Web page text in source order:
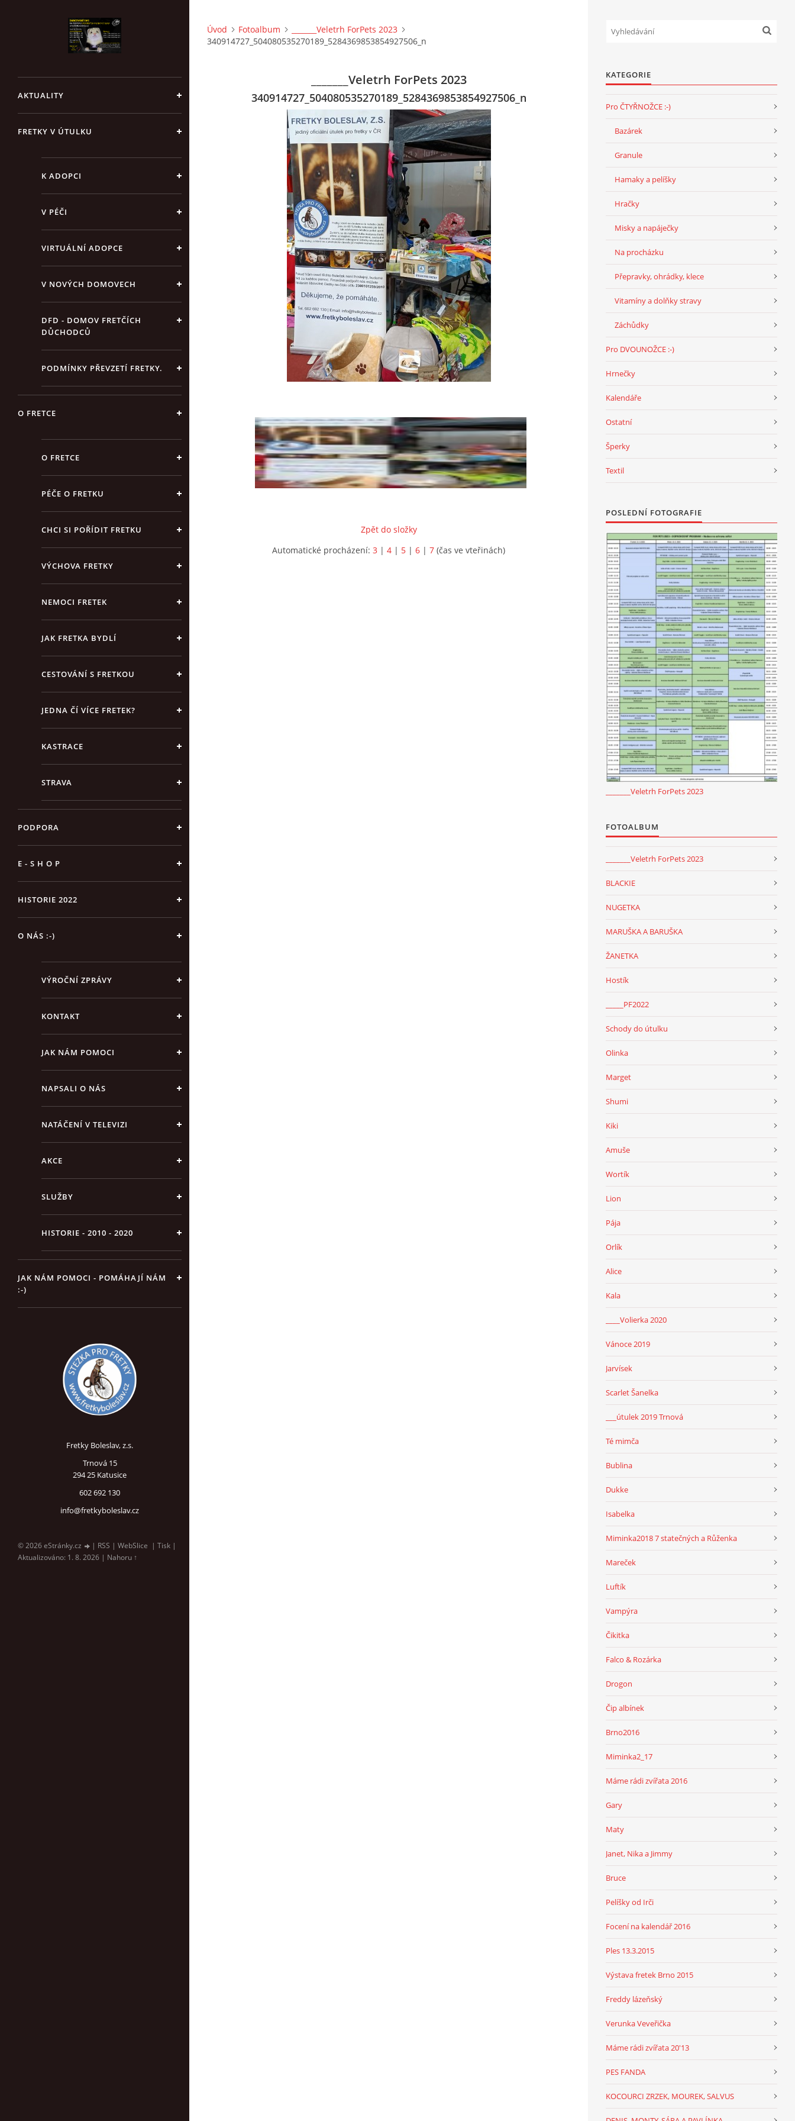
AKTUALITY
FRETKY V ÚTULKU
K ADOPCI
V PÉČI
VIRTUÁLNÍ ADOPCE
V NOVÝCH DOMOVECH
DFD - DOMOV FRETČÍCH
DŮCHODCŮ
PODMÍNKY PŘEVZETÍ FRETKY.
O FRETCE
O FRETCE
PÉČE O FRETKU
CHCI SI POŘÍDIT FRETKU
VÝCHOVA FRETKY
NEMOCI FRETEK
JAK FRETKA BYDLÍ
CESTOVÁNÍ S FRETKOU
JEDNA ČÍ VÍCE FRETEK?
KASTRACE
STRAVA
PODPORA
E - S H O P
HISTORIE 2022
O NÁS :-)
VÝROČNÍ ZPRÁVY
KONTAKT
JAK NÁM POMOCI
NAPSALI O NÁS
NATÁČENÍ V TELEVIZI
AKCE
SLUŽBY
HISTORIE - 2010 - 2020
JAK NÁM POMOCI - POMÁHAJÍ NÁM
:-)
Fretky Boleslav, z.s.
Trnová 15
294 25 Katusice
602 692 130
info@fretkyboleslav.cz
© 2026 eStránky.cz | RSS | WebSlice | Tisk |
Aktualizováno: 1. 8. 2026 | Nahoru ↑
Úvod Fotoalbum
_______Veletrh ForPets 2023
340914727_504080535270189_5284369853854927506_n
_______Veletrh ForPets 2023
340914727_504080535270189_5284369853854927506_n
Zpět do složky
Automatické procházení: 3 | 4 | 5 | 6 | 7 (čas ve vteřinách)
KATEGORIE
Pro ČTYŘNOŽCE :-)
Bazárek
Granule
Hamaky a pelíšky
Hračky
Misky a napáječky
Na procházku
Přepravky, ohrádky, klece
Vitamíny a dolňky stravy
Záchůdky
Pro DVOUNOŽCE :-)
Hrnečky
Kalendáře
Ostatní
Šperky
Textil
POSLEDNÍ FOTOGRAFIE
_______Veletrh ForPets 2023
FOTOALBUM
_______Veletrh ForPets 2023
BLACKIE
NUGETKA
MARUŠKA A BARUŠKA
ŽANETKA
Hostík
_____PF2022
Schody do útulku
Olinka
Marget
Shumi
Kiki
Amuše
Wortík
Lion
Pája
Orlík
Alice
Kala
____Volierka 2020
Vánoce 2019
Jarvísek
Scarlet Šanelka
___útulek 2019 Trnová
Té mimča
Bublina
Dukke
Isabelka
Miminka2018 7 statečných a Růženka
Mareček
Luftík
Vampýra
Čikitka
Falco & Rozárka
Drogon
Čip albínek
Brno2016
Miminka2_17
Máme rádi zvířata 2016
Gary
Maty
Janet, Nika a Jimmy
Bruce
Pelíšky od Irči
Focení na kalendář 2016
Ples 13.3.2015
Výstava fretek Brno 2015
Freddy lázeňský
Verunka Veveřička
Máme rádi zvířata 20'13
PES FANDA
KOCOURCI ZRZEK, MOUREK, SALVUS